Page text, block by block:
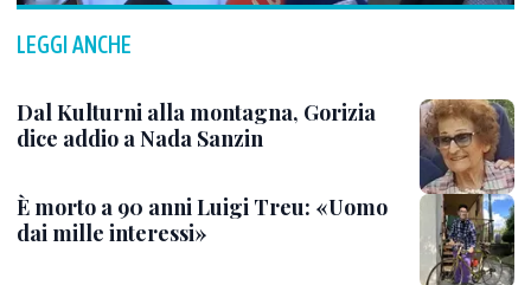
LEGGI ANCHE
Dal Kulturni alla montagna, Gorizia
dice addio a Nada Sanzin
È morto a 90 anni Luigi Treu: «Uomo
dai mille interessi»